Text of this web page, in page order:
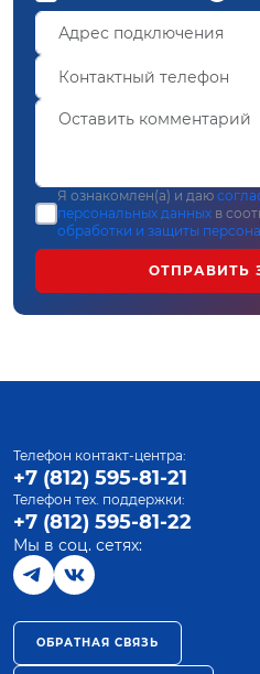
Я ознакомлен(а) и даю
персональных данных в
обработки и защиты
ОТПРАВИТЬ
Телефон контакт-центра:
+7 (812) 595-81-21
Телефон тех. поддержки:
+7 (812) 595-81-22
Мы в соц. сетях:
ОБРАТНАЯ СВЯЗЬ